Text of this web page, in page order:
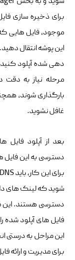
برای ذخیره سازی
موجود، فایل هایی که
این پوشه انتقال
دهی شده آپلود کنید
مرحله نیاز به دقت
بارگذاری شوند،
غافل نشوید.
بعد از آپلود
دسترسی به این فایل
شوید که لینک های
دسترسی هستند. این
فایل های آپلود شده
این مراحل به درستی
برای مدیریت و ارائه